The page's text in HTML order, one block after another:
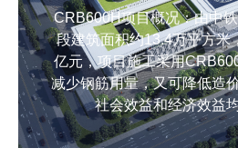
CRB600H项目概况：由中
段建筑面积约13.4万平方米
亿元，项目施工采用
减少钢筋用量，又可降低造
社会效益和经济效益